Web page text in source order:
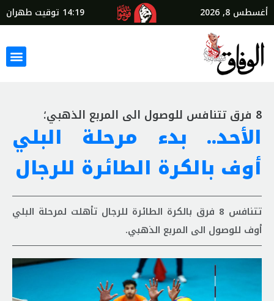
أغسطس 8, 2026 14:19 توقيت طهران
8 فرق تتنافس للوصول الى المربع الذهبي؛
الأحد.. بدء مرحلة البلي
أوف بالكرة الطائرة للرجال
تتنافس 8 فرق بالكرة الطائرة للرجال تأهلت لمرحلة البلي
أوف للوصول الى المربع الذهبي.